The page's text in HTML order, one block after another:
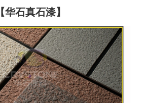
【华石真石漆】